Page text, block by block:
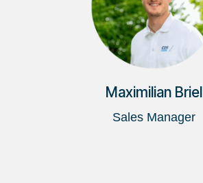
Maximilian Briel
Sales Manager